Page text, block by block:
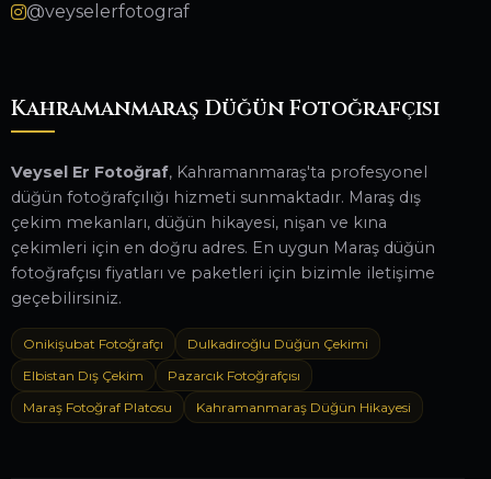
@veyselerfotograf
Kahramanmaraş Düğün Fotoğrafçısı
Veysel Er Fotoğraf, Kahramanmaraş'ta profesyonel
düğün fotoğrafçılığı hizmeti sunmaktadır. Maraş dış
çekim mekanları, düğün hikayesi, nişan ve kına
çekimleri için en doğru adres. En uygun Maraş düğün
fotoğrafçısı fiyatları ve paketleri için bizimle iletişime
geçebilirsiniz.
Onikişubat Fotoğrafçı
Dulkadiroğlu Düğün Çekimi
Elbistan Dış Çekim
Pazarcık Fotoğrafçısı
Maraş Fotoğraf Platosu
Kahramanmaraş Düğün Hikayesi